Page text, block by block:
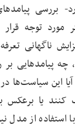
بررسی
مورد توجه
ناگهانی
پیامدهایی بر
آیا این سیاست‌ها
کنند یا
استفاده از مدل